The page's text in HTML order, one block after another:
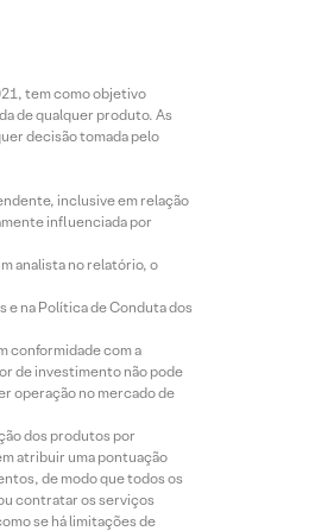
tem como objetivo
de qualquer produto. As
decisão tomada pelo
inclusive em relação
influenciada por
analista no relatório, o
e na Política de Conduta dos
conformidade com a
de investimento não pode
operação no mercado de
dos produtos por
atribuir uma pontuação
de modo que todos os
contratar os serviços
se há limitações de